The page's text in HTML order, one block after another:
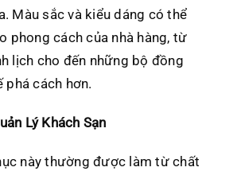
Màu sắc và kiểu dáng có thể
phong cách của nhà hàng, từ
lịch cho đến những bộ đồng
phá cách hơn.
Lý Khách Sạn
này thường được làm từ chất